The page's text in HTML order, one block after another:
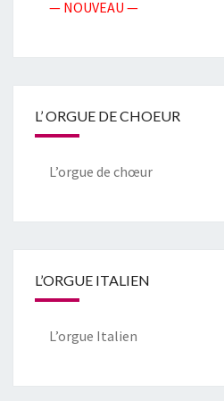
— NOUVEAU —
L’ ORGUE DE CHOEUR
L’orgue de chœur
L’ORGUE ITALIEN
L’orgue Italien